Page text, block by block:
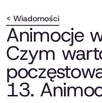
< Wiadomości
Animocje
Czym
13.